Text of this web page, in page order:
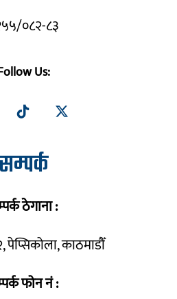
०८२-८३
Us:
ठेगाना :
पेप्सिकोला, काठमाडौँ
फोन नं :